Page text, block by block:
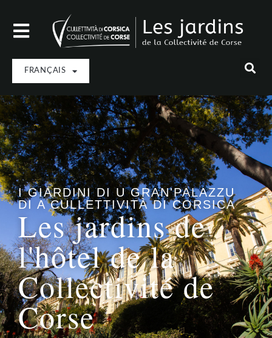
FRANÇAIS
I GIARDINI DI U GRAN'PALAZZU
DI A CULLETTIVITÀ DI CORSICA
Les jardins de
l'hôtel de la
Collectivité de
Corse